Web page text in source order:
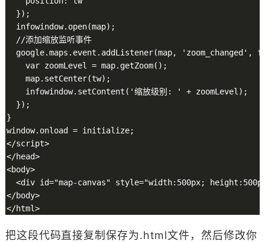
  });
  infowindow.open(map);
  //添加缩放监听事件
google.maps.event.addListener(map, 'zoom_changed',
    var zoomLevel = map.getZoom();
    map.setCenter(tw);
    infowindow.setContent('缩放级别: ' + zoomLevel);
  });
}
window.onload = initialize;
</script>
</head>
<body>
<div id="map-canvas" style="width:500px;
</body>
</html>
把这段代码直接复制保存为.html文件，然后修改你